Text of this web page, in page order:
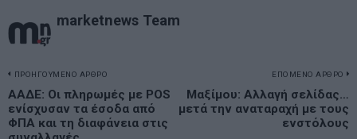
marketnews Team
Πλοήγηση
άρθρων
ΠΡΟΗΓΟΥΜΕΝΟ ΑΡΘΡΟ
Previous
post:
ΑΑΔΕ: Οι πληρωμές με POS
ενίσχυσαν τα έσοδα από
ΦΠΑ και τη διαφάνεια στις
ΕΠΟΜΕΝΟ ΑΡΘΡΟ
Μαξίμου: Αλλαγή σελίδας…
μετά την αναταραχή με τους
ενστόλους